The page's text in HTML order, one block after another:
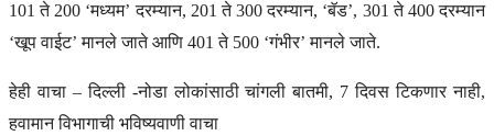
101 ते 200 ‘मध्यम’ दरम्यान, 201 ते 300 दरम्यान, ‘बॅड’, 301 ते 400 दरम्यान
‘खूप वाईट’ मानले जाते आणि 401 ते 500 ‘गंभीर’ मानले जाते.
हेही वाचा – दिल्ली -नोडा लोकांसाठी चांगली बातमी, 7 दिवस टिकणार नाही,
हवामान विभागाची भविष्यवाणी वाचा